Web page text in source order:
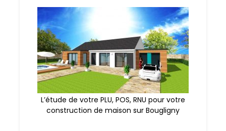
L’étude de votre PLU, POS, RNU pour votre
construction de maison sur Bougligny